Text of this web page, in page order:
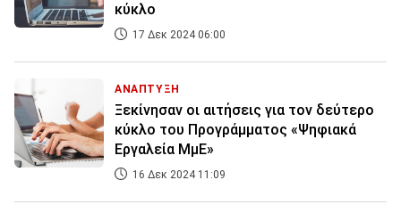
κύκλο
17 Δεκ 2024 06:00
ΑΝΑΠΤΥΞΗ
Ξεκίνησαν οι αιτήσεις για τον δεύτερο
κύκλο του Προγράμματος «Ψηφιακά
Εργαλεία ΜμΕ»
16 Δεκ 2024 11:09